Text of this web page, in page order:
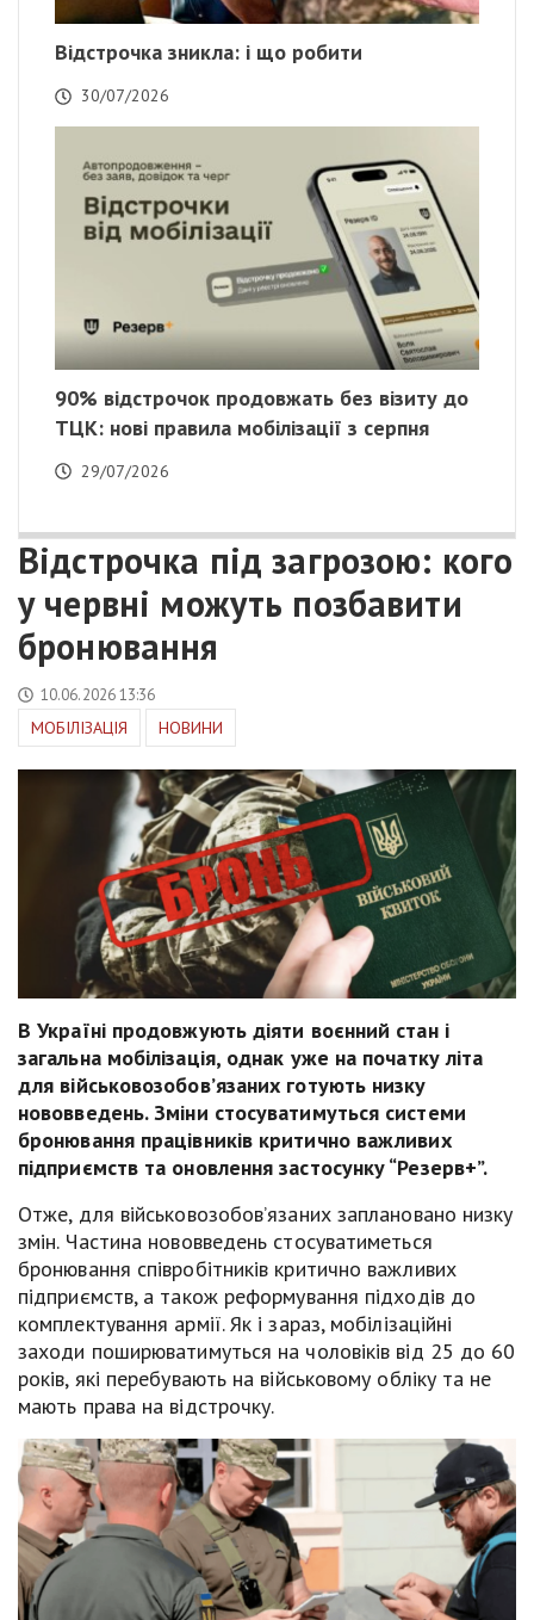
Відстрочка зникла: і що робити
30/07/2026
90% відстрочок продовжать без візиту до
ТЦК: нові правила мобілізації з серпня
29/07/2026
Відстрочка під загрозою: кого
у червні можуть позбавити
бронювання
10.06.2026 13:36
МОБІЛІЗАЦІЯ НОВИНИ
В Україні продовжують діяти воєнний стан і
загальна мобілізація, однак уже на початку літа
для військовозобов’язаних готують низку
нововведень. Зміни стосуватимуться системи
бронювання працівників критично важливих
підприємств та оновлення застосунку “Резерв+”.
Отже, для військовозобов’язаних заплановано низку
змін. Частина нововведень стосуватиметься
бронювання співробітників критично важливих
підприємств, а також реформування підходів до
комплектування армії. Як і зараз, мобілізаційні
заходи поширюватимуться на чоловіків від 25 до 60
років, які перебувають на військовому обліку та не
мають права на відстрочку.